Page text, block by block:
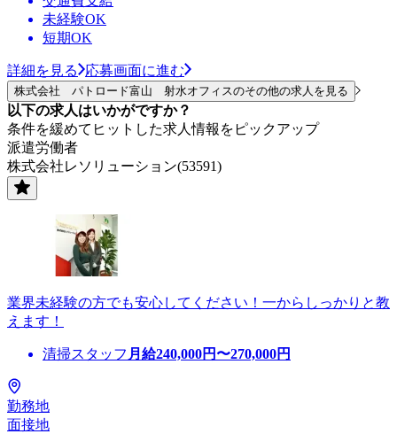
未経験OK
短期OK
詳細を見る 応募画面に進む
株式会社 パトロード富山 射水オフィスのその他の求人を見る
以下の求人はいかがですか？
条件を緩めてヒットした求人情報をピックアップ
派遣労働者
株式会社レソリューション(53591)
業界未経験の方でも安心してください！一からしっかりと教
えます！
清掃スタッフ 月給240,000円〜270,000円
勤務地
面接地